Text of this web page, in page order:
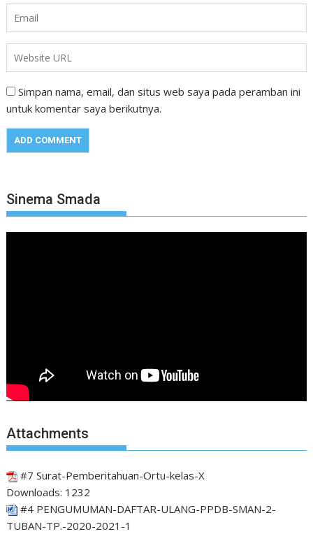
Simpan nama, email, dan situs web saya pada peramban ini
untuk komentar saya berikutnya.
Sinema Smada
Attachments
#7 Surat-Pemberitahuan-Ortu-kelas-X
Downloads: 1232
#4 PENGUMUMAN-DAFTAR-ULANG-PPDB-SMAN-2-
TUBAN-TP.-2020-2021-1